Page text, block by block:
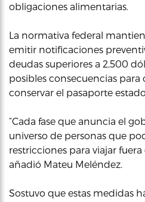
obligaciones alimentarias.
La normativa federal
emitir notificaciones
deudas superiores a 2,500
posibles consecuencias para
conservar el pasaporte
“Cada fase que anuncia el
universo de personas que
restricciones para viajar fuera
añadió Mateu Meléndez.
Sostuvo que estas medidas